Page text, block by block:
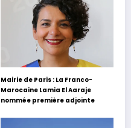
Mairie de Paris : La Franco-
Marocaine Lamia El Aaraje
nommée première adjointe